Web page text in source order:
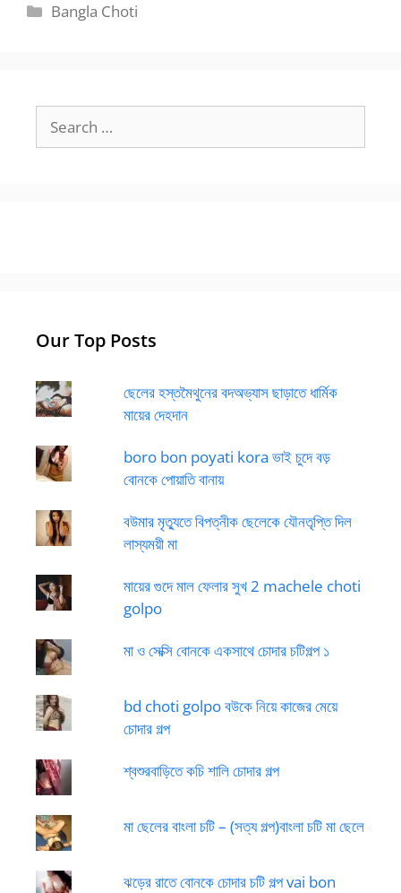
Categories
Bangla Choti
for:
Our Top Posts
ছেলের হস্তমৈথুনের বদঅভ্যাস ছাড়াতে ধার্মিক
মায়ের দেহদান
boro bon poyati kora ভাই চুদে বড়
বোনকে পোয়াতি বানায়
বউমার মৃত্যুতে বিপত্নীক ছেলেকে যৌনতৃপ্তি দিল
লাস্যময়ী মা
মায়ের গুদে মাল ফেলার সুখ 2 machele choti
golpo
মা ও সেক্সি বোনকে একসাথে চোদার চটিগল্প ১
bd choti golpo বউকে নিয়ে কাজের মেয়ে
চোদার গল্প
শ্বশুরবাড়িতে কচি শালি চোদার গল্প
মা ছেলের বাংলা চটি – (সত্য গল্প)বাংলা চটি মা ছেলে
ঝড়ের রাতে বোনকে চোদার চটি গল্প vai bon